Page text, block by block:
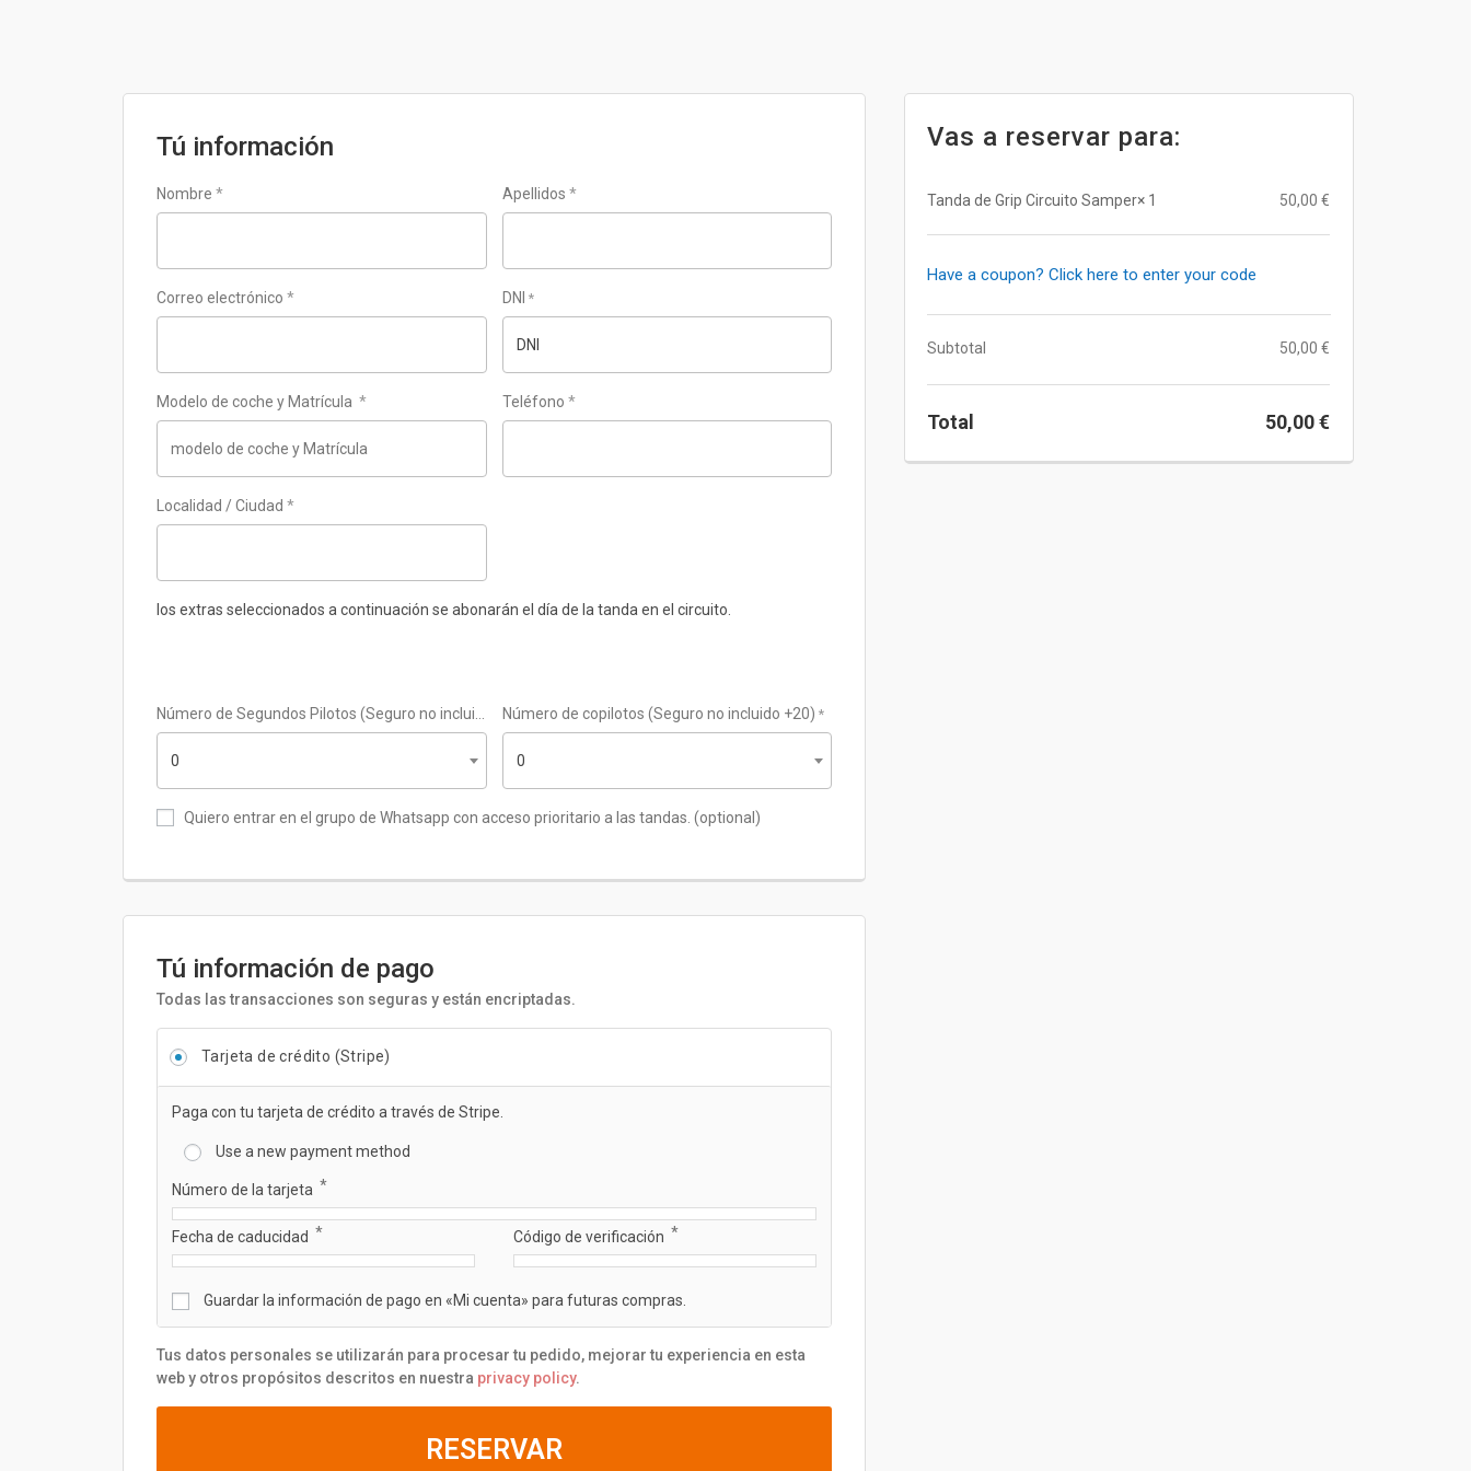
Tú información
Nombre * Apellidos *
Correo electrónico * DNI *
Modelo de coche y Matrícula * Teléfono *
Localidad / Ciudad *
los extras seleccionados a continuación se abonarán el día de la tanda en el circuito.
*
Número de copilotos (Seguro no incluido +20) *
Quiero entrar en el grupo de Whatsapp con acceso prioritario a las tandas. (optional)
Tú información de pago
Todas las transacciones son seguras y están encriptadas.
Tarjeta de crédito (Stripe)
Paga con tu tarjeta de crédito a través de Stripe.
Use a new payment method
Número de la tarjeta *
Fecha de caducidad * Código de verificación *
Guardar la información de pago en «Mi cuenta» para futuras compras.
Tus datos personales se utilizarán para procesar tu pedido, mejorar tu experiencia en esta
web y otros propósitos descritos en nuestra privacy policy.
RESERVAR
Vas a reservar para:
Tanda de Grip Circuito Samper× 1 50,00€
Have a coupon? Click here to enter your code
Subtotal 50,00€
Total 50,00€